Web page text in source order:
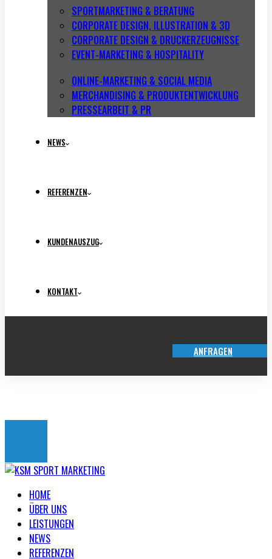
SPORTMARKETING & BERATUNG
CORPORATE DESIGN, ILLUSTRATION & 3D
CORPORATE DESIGN & DRUCKERZEUGNISSE
EVENT-MARKETING & HOSPITALITY
ONLINE-MARKETING & SOCIAL MEDIA
MERCHANDISING & PRODUKTENTWICKLUNG
PRESSEARBEIT & PR
NEWS
REFERENZEN
KUNDENAUSZUG
KONTAKT
ANFRAGEN
HOME
ÜBER UNS
LEISTUNGEN
NEWS
REFERENZEN